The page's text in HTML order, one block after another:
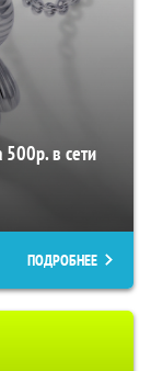
500р. в сети
ПОДРОБНЕЕ